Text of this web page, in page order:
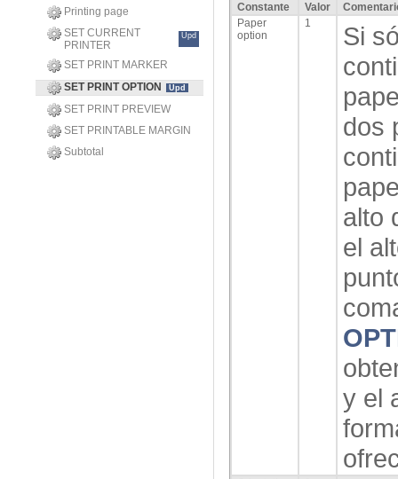
Printing page
SET CURRENT
PRINTER
Upd
SET PRINT MARKER
SET PRINT OPTION
Upd
SET PRINT PREVIEW
SET PRINTABLE MARGIN
Subtotal
Constante Valor
Paper
option
1
Si
dos
alto
el
y el